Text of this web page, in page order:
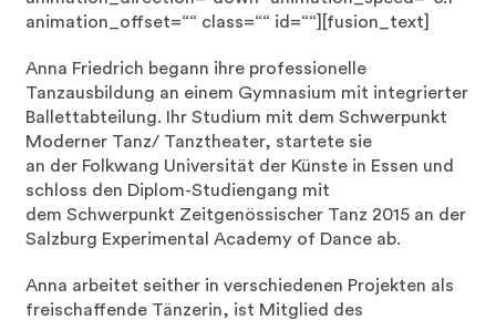
animation_offset=““ class=““ id=““][fusion_text]
Anna Friedrich begann ihre professionelle
Tanzausbildung an einem Gymnasium mit integrierter
Ballettabteilung. Ihr Studium mit dem Schwerpunkt
Moderner Tanz/ Tanztheater, startete sie
an der Folkwang Universität der Künste in Essen und
schloss den Diplom-Studiengang mit
dem Schwerpunkt Zeitgenössischer Tanz 2015 an der
Salzburg Experimental Academy of Dance ab.
Anna arbeitet seither in verschiedenen Projekten als
freischaffende Tänzerin, ist Mitglied des